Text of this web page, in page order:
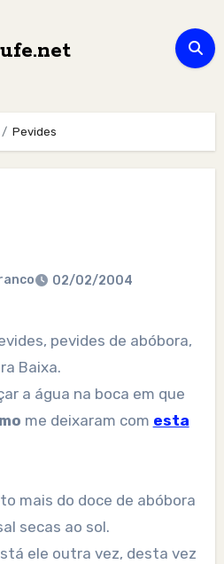
Pevides
02/02/2004
Baixa.
a água na boca em que
me deixaram com esta
mais do doce de abóbora
secas ao sol.
ele outra vez, desta vez